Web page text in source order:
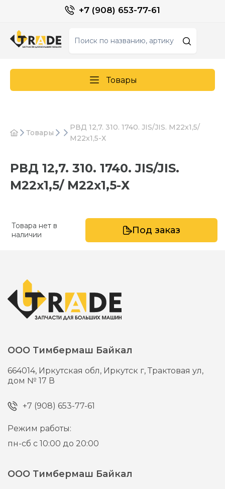
+7 (908) 653-77-61
Товары
Товары
РВД 12,7. 310. 1740. JIS/JIS. M22x1,5/
M22x1,5-Х
РВД 12,7. 310. 1740. JIS/JIS.
M22x1,5/ M22x1,5-Х
Товара нет в
наличии
Под заказ
ООО Тимбермаш Байкал
664014, Иркутская обл, Иркутск г,Трактовая ул,
дом № 17 В
+7 (908) 653-77-61
Режим работы:
пн-сб с 10:00 до 20:00
ООО Тимбермаш Байкал